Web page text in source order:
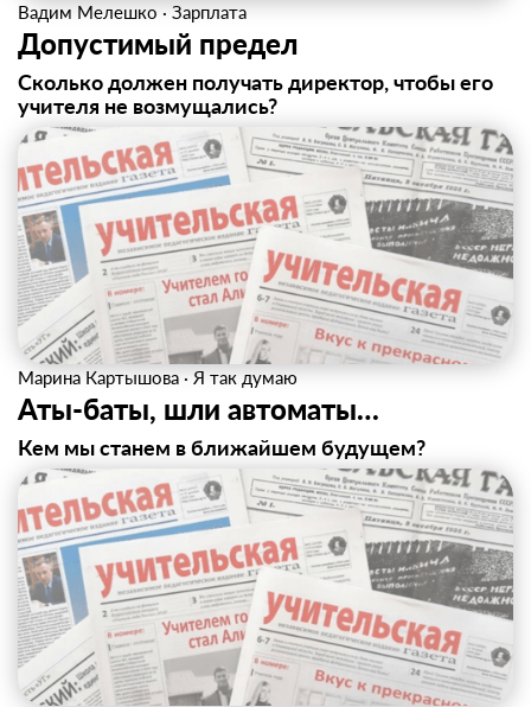
Вадим Мелешко · Зарплата
Допустимый предел
Сколько должен получать директор, чтобы его
учителя не возмущались?
Марина Картышова · Я так думаю
Аты-баты, шли автоматы…
Кем мы станем в ближайшем будущем?